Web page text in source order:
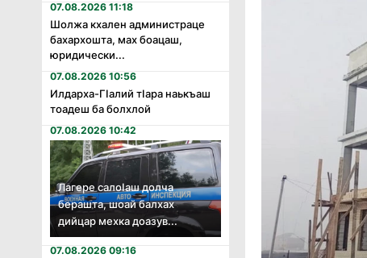
07.08.2026 11:18
Шолжа кхален администраце
бахархошта, мах боацаш,
юридически...
07.08.2026 10:56
Илдарха-Гӏалий тӏара наькъаш
тоадеш ба болхлой
07.08.2026 10:42
Лагере салоӏаш долча
берашта, шоай балхах
дийцар мехка доазув...
07.08.2026 09:16